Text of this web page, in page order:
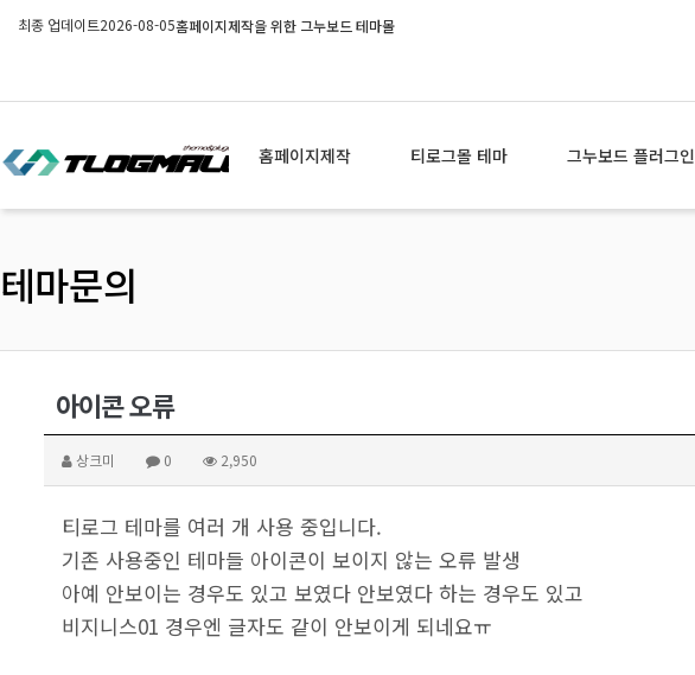
최종 업데이트2026-08-05홈페이지제작을 위한 그누보드 테마몰
홈페이지제작 티로그몰 테마 그누보드 플러그인
테마문의
아이콘 오류
상크미 0 2,950
티로그 테마를 여러 개 사용 중입니다.
기존 사용중인 테마들 아이콘이 보이지 않는 오류 발생
아예 안보이는 경우도 있고 보였다 안보였다 하는 경우도 있고
비지니스01 경우엔 글자도 같이 안보이게 되네요ㅠ